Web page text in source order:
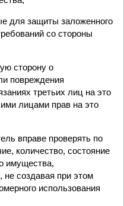
для защиты заложенного
со стороны
сторону о
повреждения
третьих лиц на это
лицами прав на это
вправе проверять по
количество, состояние
имущества,
не создавая при этом
использования